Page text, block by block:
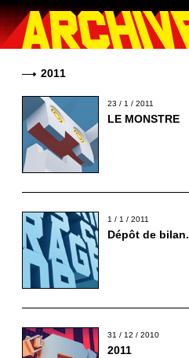
2011
23 / 1 / 2011
LE MONSTRE
1 / 1 / 2011
Dépôt de bilan.
31 / 12 / 2010
2011